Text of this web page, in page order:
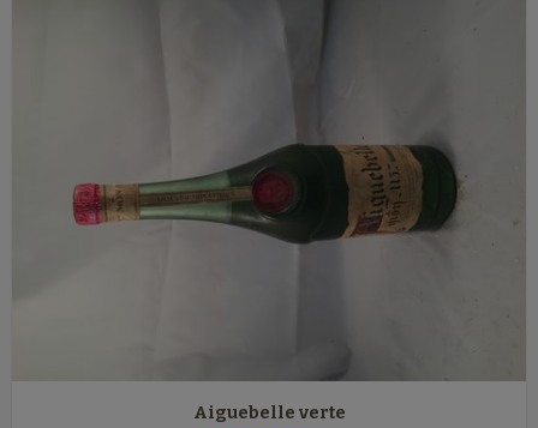
Aiguebelle verte